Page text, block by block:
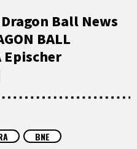
Ball News
BALL
Epischer
BNE